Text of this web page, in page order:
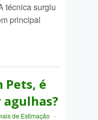
técnica surgiu
principal
é
de Estimação -